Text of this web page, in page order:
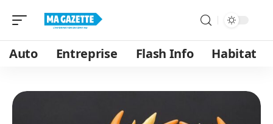
Auto Entreprise Flash Info Habitat